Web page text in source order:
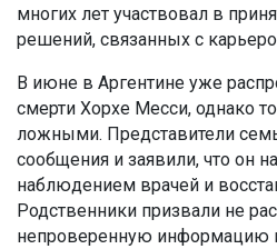
многих лет участвовал в
решений, связанных с
В июне в Аргентине уже
смерти Хорхе Месси, однако
ложными. Представители
сообщения и заявили, что он
наблюдением врачей и
Родственники призвали не
непроверенную информацию